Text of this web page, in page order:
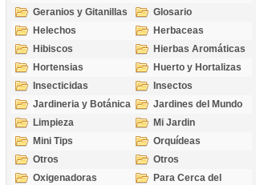
Geranios y Gitanillas
Glosario
Helechos
Herbaceas
Hibiscos
Hierbas Aromáticas
Hortensias
Huerto y Hortalizas
Insecticidas
Insectos
Jardineria y Botánica
Jardines del Mundo
Limpieza
Mi Jardin
Mini Tips
Orquídeas
Otros
Otros
Oxigenadoras
Para Cerca del